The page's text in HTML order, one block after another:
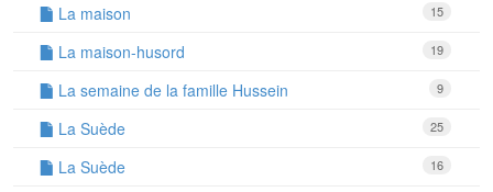
15
La maison
19
La maison-husord
9
La semaine de la famille Hussein
25
La Suède
16
La Suède